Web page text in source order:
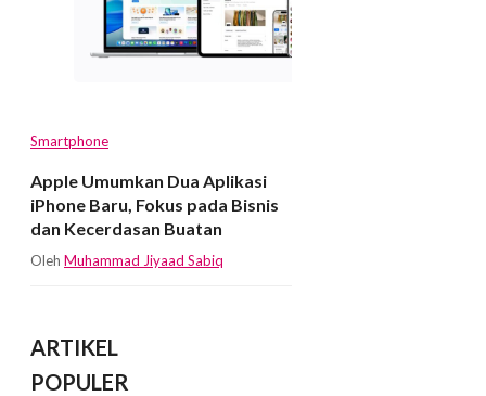
Smartphone
Apple Umumkan Dua Aplikasi
iPhone Baru, Fokus pada Bisnis
dan Kecerdasan Buatan
Oleh Muhammad Jiyaad Sabiq
ARTIKEL
POPULER